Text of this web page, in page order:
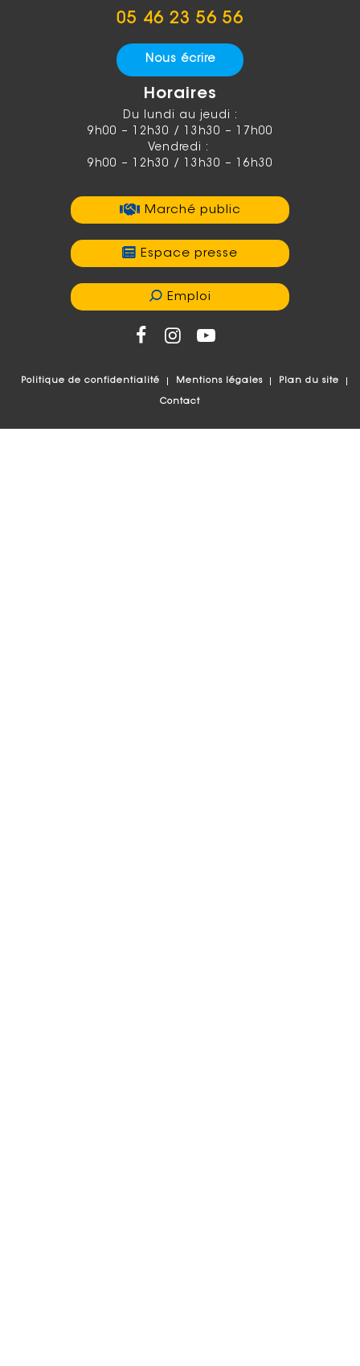
05 46 23 56 56
Nous écrire
Horaires
Du lundi au jeudi :
9h00 – 12h30 / 13h30 – 17h00
Vendredi :
9h00 – 12h30 / 13h30 – 16h30
Marché public
Espace presse
Emploi
Politique de confidentialité Mentions légales Plan du site
Contact